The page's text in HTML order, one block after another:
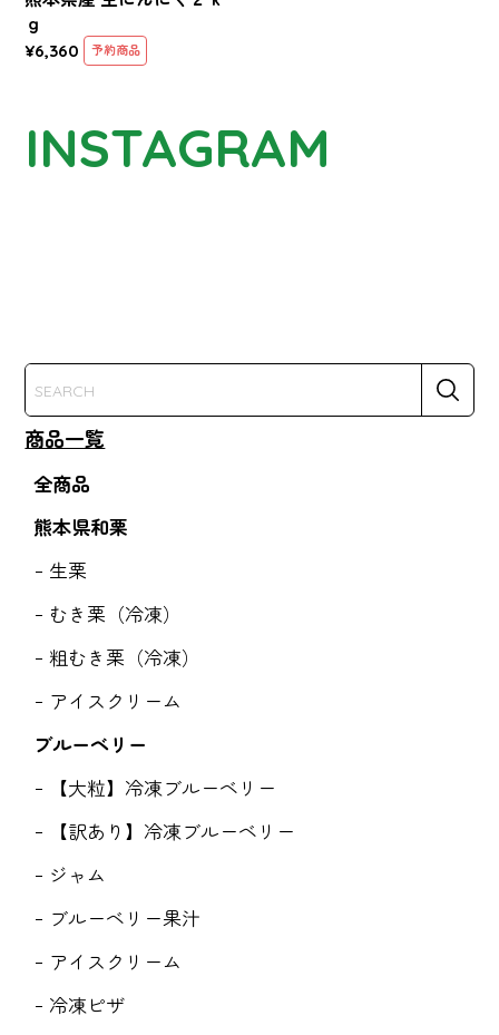
商品一覧
全商品
熊本県和栗
生栗
むき栗（冷凍）
粗むき栗（冷凍）
アイスクリーム
ブルーベリー
【大粒】冷凍ブルーベリー
【訳あり】冷凍ブルーベリー
ジャム
ブルーベリー果汁
アイスクリーム
冷凍ピザ
ｇ
¥6,360 予約商品
INSTAGRAM